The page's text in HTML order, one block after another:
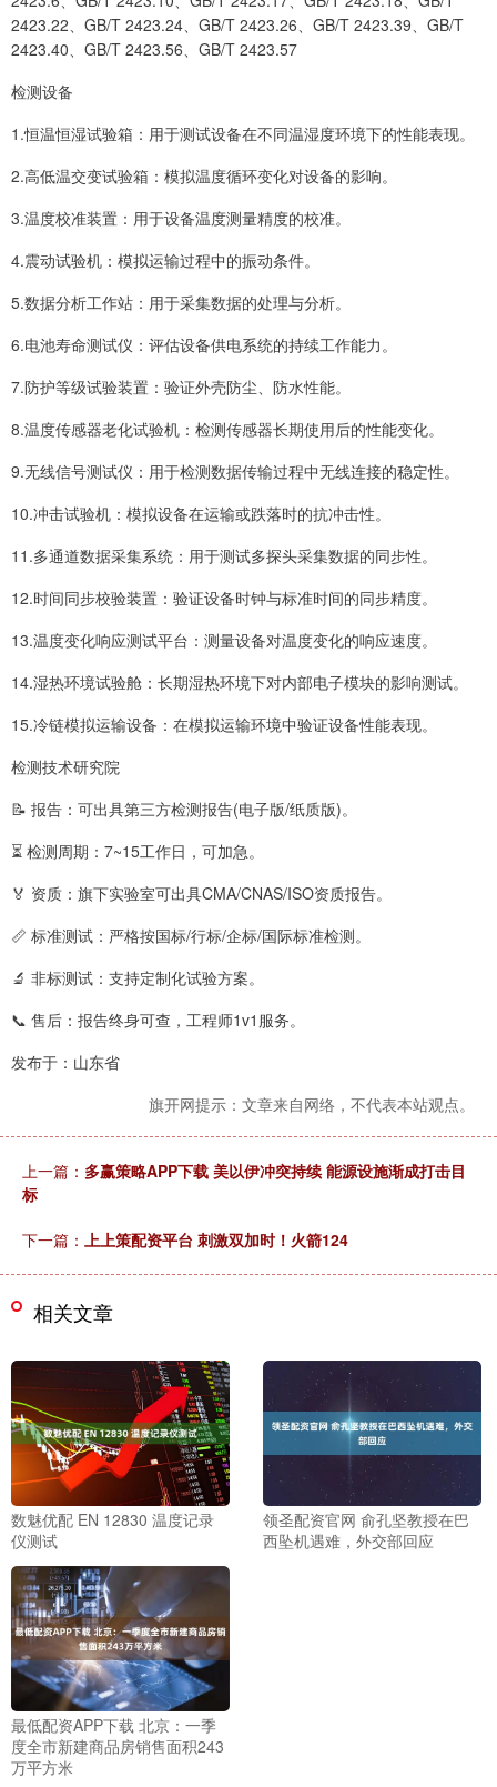
2423.22、GB/T 2423.24、GB/T 2423.26、GB/T 2423.39、GB/T
2423.40、GB/T 2423.56、GB/T 2423.57
检测设备
1.恒温恒湿试验箱：用于测试设备在不同温湿度环境下的性能表现。
2.高低温交变试验箱：模拟温度循环变化对设备的影响。
3.温度校准装置：用于设备温度测量精度的校准。
4.震动试验机：模拟运输过程中的振动条件。
5.数据分析工作站：用于采集数据的处理与分析。
6.电池寿命测试仪：评估设备供电系统的持续工作能力。
7.防护等级试验装置：验证外壳防尘、防水性能。
8.温度传感器老化试验机：检测传感器长期使用后的性能变化。
9.无线信号测试仪：用于检测数据传输过程中无线连接的稳定性。
10.冲击试验机：模拟设备在运输或跌落时的抗冲击性。
11.多通道数据采集系统：用于测试多探头采集数据的同步性。
12.时间同步校验装置：验证设备时钟与标准时间的同步精度。
13.温度变化响应测试平台：测量设备对温度变化的响应速度。
14.湿热环境试验舱：长期湿热环境下对内部电子模块的影响测试。
15.冷链模拟运输设备：在模拟运输环境中验证设备性能表现。
检测技术研究院
📝 报告：可出具第三方检测报告(电子版/纸质版)。
⏳ 检测周期：7~15工作日，可加急。
🏅 资质：旗下实验室可出具CMA/CNAS/ISO资质报告。
📏 标准测试：严格按国标/行标/企标/国际标准检测。
🔬 非标测试：支持定制化试验方案。
📞 售后：报告终身可查，工程师1v1服务。
发布于：山东省
旗开网提示：文章来自网络，不代表本站观点。
上一篇： 多赢策略APP下载 美以伊冲突持续 能源设施渐成打击目
标
下一篇： 上上策配资平台 刺激双加时！火箭124
相关文章
数魅优配 EN 12830 温度记录
仪测试
领圣配资官网 俞孔坚教授在巴
西坠机遇难，外交部回应
最低配资APP下载 北京：一季
度全市新建商品房销售面积243
万平方米